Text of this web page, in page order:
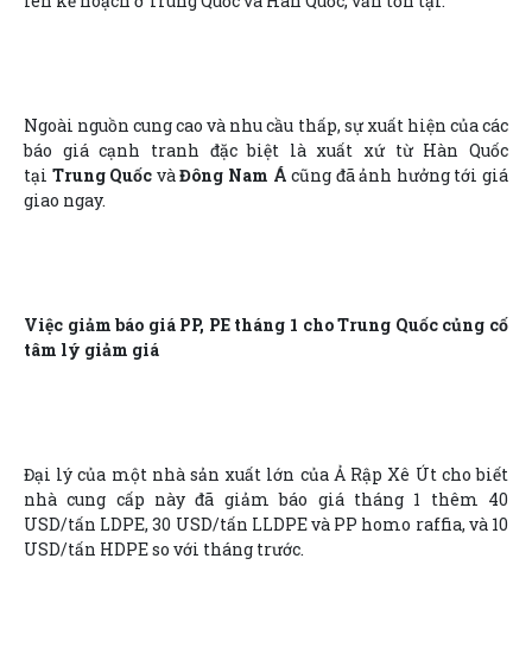
Ngoài nguồn cung cao và nhu cầu thấp, sự xuất hiện của các
báo giá cạnh tranh đặc biệt là xuất xứ từ Hàn Quốc
tại Trung Quốc vàĐông Nam Á cũng đã ảnh hưởng tới giá
giao ngay.
Việc giảm báo giá PP, PE tháng 1 cho Trung Quốc củng cố
tâm lý giảm giá
Đại lý của một nhà sản xuất lớn của Ả Rập Xê Út cho biết
nhà cung cấp này đã giảm báo giá tháng 1 thêm 40
USD/tấn LDPE, 30 USD/tấn LLDPE và PP homo raffia, và 10
USD/tấn HDPE so với tháng trước.